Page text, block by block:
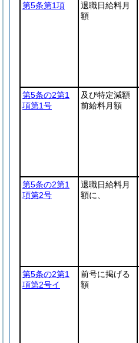
第5条第1項
退職日給料月
額
第5条の2第1
項第1号
及び特定減額
前給料月額
第5条の2第1
項第2号
退職日給料月
額に、
第5条の2第1
項第2号イ
前号に掲げる
額